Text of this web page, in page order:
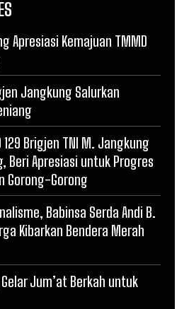
Apresiasi Kemajuan TMMD
Jangkung Salurkan
129 Brigjen TNI M. Jangkung
Beri Apresiasi untuk Progres
Gorong-Gorong
Babinsa Serda Andi B.
Kibarkan Bendera Merah
Jum’at Berkah untuk